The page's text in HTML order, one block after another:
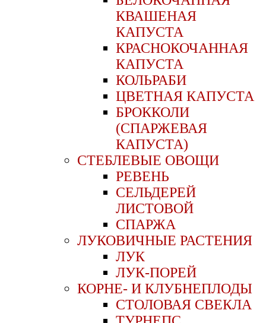
КВАШЕНАЯ
КАПУСТА
КРАСНОКОЧАННАЯ
КАПУСТА
КОЛЬРАБИ
ЦВЕТНАЯ КАПУСТА
БРОККОЛИ
(СПАРЖЕВАЯ
КАПУСТА)
СТЕБЛЕВЫЕ ОВОЩИ
РЕВЕНЬ
СЕЛЬДЕРЕЙ
ЛИСТОВОЙ
СПАРЖА
ЛУКОВИЧНЫЕ РАСТЕНИЯ
ЛУК
ЛУК-ПОРЕЙ
КОРНЕ- И КЛУБНЕПЛОДЫ
СТОЛОВАЯ СВЕКЛА